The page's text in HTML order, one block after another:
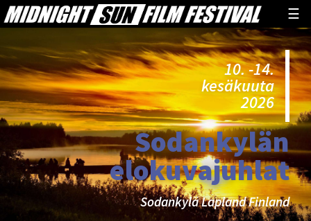
☰
10. -14.
kesäkuuta
2026
Sodankylän
elokuvajuhlat
Sodankylä Lapland Finland